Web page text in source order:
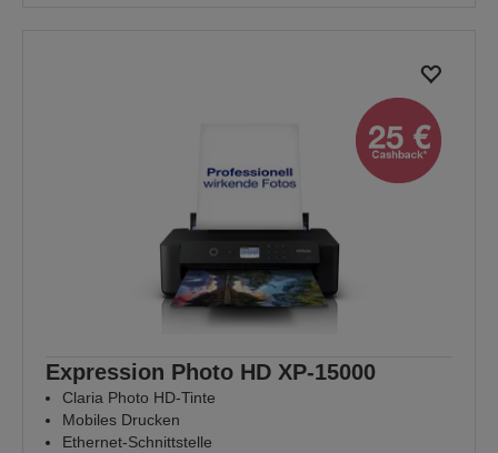
Expression Photo HD XP-15000
Claria Photo HD-Tinte
Mobiles Drucken
Ethernet-Schnittstelle